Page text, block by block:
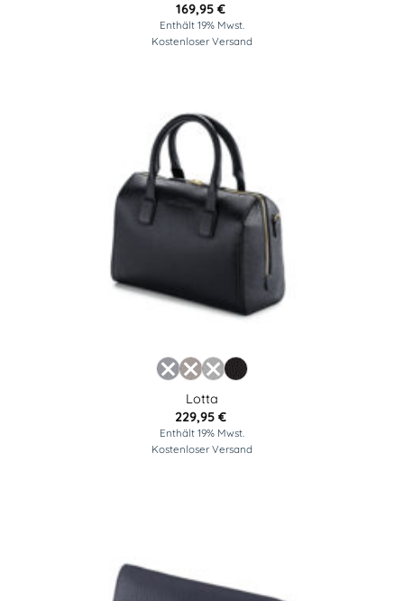
169,95 €
Enthält 19% Mwst.
Kostenloser Versand
Lotta
229,95 €
Enthält 19% Mwst.
Kostenloser Versand